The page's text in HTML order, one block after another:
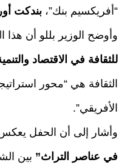
“أفريكسيم بنك”، بندكت
وأوضح الوزير بللو أن
للثقافة في الاقتصاد
الثقافة هي “محور
الأفريقي”.
وأشار إلى أن الحفل
في عناصر التراث” بين